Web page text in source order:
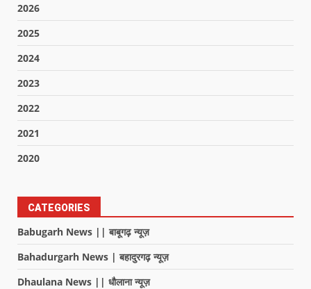
2026
2025
2024
2023
2022
2021
2020
CATEGORIES
Babugarh News || बाबूगढ़ न्यूज़
Bahadurgarh News | बहादुरगढ़ न्यूज़
Dhaulana News || धौलाना न्यूज़